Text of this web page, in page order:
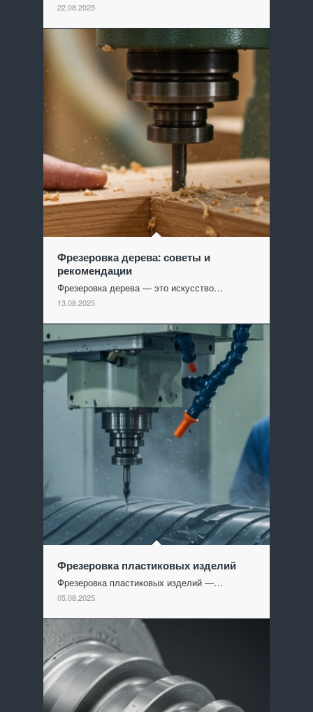
22.08.2025
Фрезеровка дерева: советы и
рекомендации
Фрезеровка дерева — это искусство…
13.08.2025
Фрезеровка пластиковых изделий
Фрезеровка пластиковых изделий —…
05.08.2025